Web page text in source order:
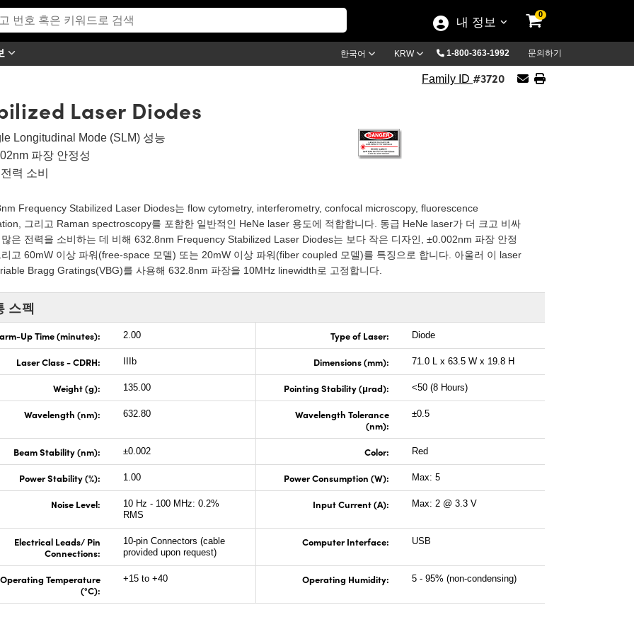
내 정보
0
한국어 KRW 1-800-363-1992 문의하기
Family ID #3720
Laser Diodes
Longitudinal Mode (SLM) 성능
파장 안정성
력 소비
Frequency Stabilized Laser Diodes는 flow cytometry, interferometry, confocal microscopy, fluorescence
그리고 Raman spectroscopy를 포함한 일반적인 HeNe laser 용도에 적합합니다. 동급 HeNe laser가 더 크고 비싸
은 전력을 소비하는 데 비해 632.8nm Frequency Stabilized Laser Diodes는 보다 작은 디자인, ±0.002nm 파장 안정
고 60mW 이상 파워(free-space 모델) 또는 20mW 이상 파워(fiber coupled 모델)를 특징으로 합니다. 아울러 이 laser
Bragg Gratings(VBG)를 사용해 632.8nm 파장을 10MHz linewidth로 고정합니다.
스펙
Up Time (minutes): 2.00 Type of Laser: Diode
Laser Class - CDRH: IIIb Dimensions (mm): 71.0 L x 63.5 W x 19.8 H
Weight (g): 135.00 Pointing Stability (μrad): <50 (8 Hours)
Wavelength (nm): 632.80
Wavelength Tolerance
(nm):
±0.5
Beam Stability (nm): ±0.002 Color: Red
Power Stability (%): 1.00 Power Consumption (W): Max: 5
Noise Level:
10 Hz - 100 MHz: 0.2%
RMS
Input Current (A): Max: 2 @ 3.3 V
Electrical Leads/ Pin
Connections:
10-pin Connectors (cable
provided upon request)
Computer Interface: USB
Operating Temperature
(°C):
+15 to +40 Operating Humidity: 5 - 95% (non-condensing)